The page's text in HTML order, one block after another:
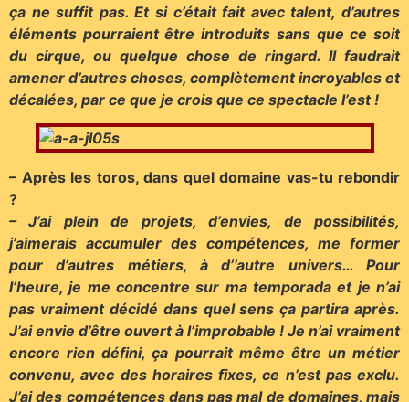
ça ne suffit pas. Et si c’était fait avec talent, d’autres
éléments pourraient être introduits sans que ce soit
du cirque, ou quelque chose de ringard. Il faudrait
amener d’autres choses, complètement incroyables et
décalées, par ce que je crois que ce spectacle l’est !
– Après les toros, dans quel domaine vas-tu rebondir
?
– J’ai plein de projets, d’envies, de possibilités,
j’aimerais accumuler des compétences, me former
pour d’autres métiers, à d’’autre univers… Pour
l’heure, je me concentre sur ma temporada et je n’ai
pas vraiment décidé dans quel sens ça partira après.
J’ai envie d’être ouvert à l’improbable ! Je n’ai vraiment
encore rien défini, ça pourrait même être un métier
convenu, avec des horaires fixes, ce n’est pas exclu.
J’ai des compétences dans pas mal de domaines, mais